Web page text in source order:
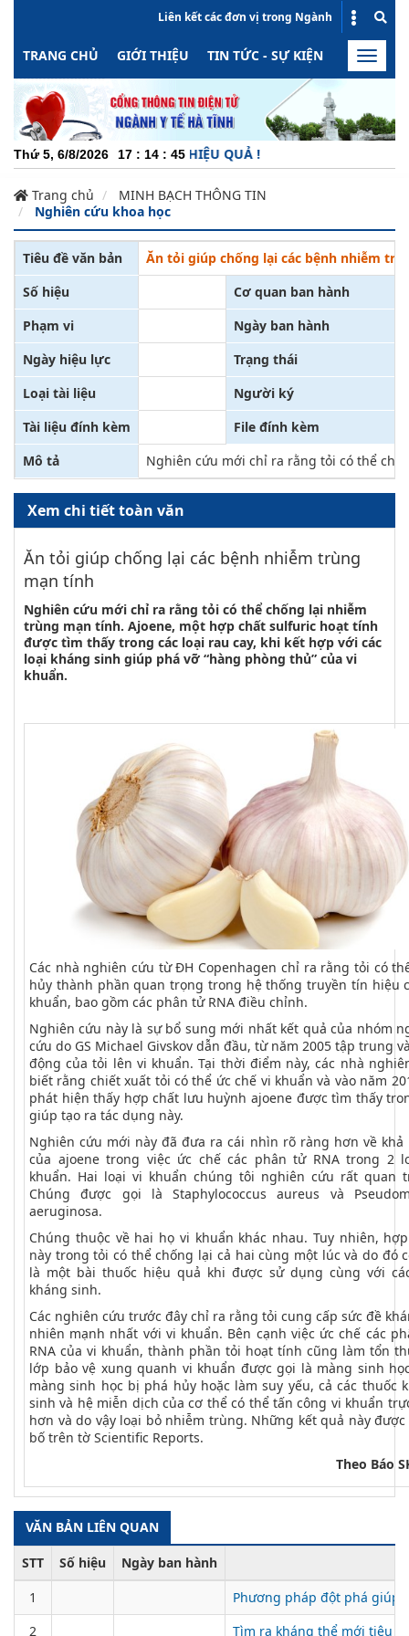
Liên kết các đơn vị trong Ngành
TRANG CHỦ GIỚI THIỆU TIN TỨC - SỰ KIỆN HOẠT
Toggle
Thứ 5, 6/8/2026 17 : 14 : 45
ĐỘNG - MINH BẠCH - HIỆU QUẢ !
Trang chủ
MINH BẠCH THÔNG TIN
Nghiên cứu khoa học
Tiêu đề văn bản
Ăn tỏi giúp chống lại các bệnh nhiễm
Số hiệu
Cơ quan ban hành
Phạm vi
Ngày ban hành
Ngày hiệu lực
Trạng thái
Loại tài liệu
Người ký
Tài liệu đính kèm
File đính kèm
Mô tả
Nghiên cứu mới chỉ ra rằng tỏi có thể
Xem chi tiết toàn văn
Ăn tỏi giúp chống lại các bệnh nhiễm trùng
mạn tính
Nghiên cứu mới chỉ ra rằng tỏi có thể chống lại nhiễm
trùng mạn tính. Ajoene, một hợp chất sulfuric hoạt tính
được tìm thấy trong các loại rau cay, khi kết hợp với các
loại kháng sinh giúp phá vỡ “hàng phòng thủ” của vi
khuẩn.
Các nhà nghiên cứu từ ĐH Copenhagen chỉ ra rằng tỏi có
hủy thành phần quan trọng trong hệ thống truyền tín hiệu
khuẩn, bao gồm các phân tử RNA điều chỉnh.
Nghiên cứu này là sự bổ sung mới nhất kết quả của nhóm
cứu do GS Michael Givskov dẫn đầu, từ năm 2005 tập trung
động của tỏi lên vi khuẩn. Tại thời điểm này, các nhà
biết rằng chiết xuất tỏi có thể ức chế vi khuẩn và vào năm
phát hiện thấy hợp chất lưu huỳnh ajoene được tìm thấy
giúp tạo ra tác dụng này.
Nghiên cứu mới này đã đưa ra cái nhìn rõ ràng hơn về khả
của ajoene trong việc ức chế các phân tử RNA trong 2
khuẩn. Hai loại vi khuẩn chúng tôi nghiên cứu rất quan
Chúng được gọi là Staphylococcus aureus và
aeruginosa.
Chúng thuộc về hai họ vi khuẩn khác nhau. Tuy nhiên,
này trong tỏi có thể chống lại cả hai cùng một lúc và do đó
là một bài thuốc hiệu quả khi được sử dụng cùng với
kháng sinh.
Các nghiên cứu trước đây chỉ ra rằng tỏi cung cấp sức đề
nhiên mạnh nhất với vi khuẩn. Bên cạnh việc ức chế các
RNA của vi khuẩn, thành phần tỏi hoạt tính cũng làm tổn
lớp bảo vệ xung quanh vi khuẩn được gọi là màng sinh
màng sinh học bị phá hủy hoặc làm suy yếu, cả các thuốc
sinh và hệ miễn dịch của cơ thể có thể tấn công vi khuẩn
hơn và do vậy loại bỏ nhiễm trùng. Những kết quả này được
bố trên tờ Scientific Reports.
Theo Báo
VĂN BẢN LIÊN QUAN
STT Số hiệu
Ngày ban hành
1
Phương pháp đột phá giúp
2
Tìm ra kháng thể mới tiêu